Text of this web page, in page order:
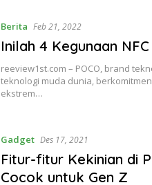
Berita Feb 21, 2022
Inilah 4 Kegunaan
reeview1st.com – POCO, brand
teknologi muda dunia,
ekstrem…
Gadget Des 17, 2021
Fitur-fitur Kekinian di
Cocok untuk Gen Z